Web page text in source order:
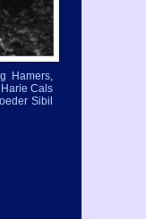
Hamers,
Cals
Sibil